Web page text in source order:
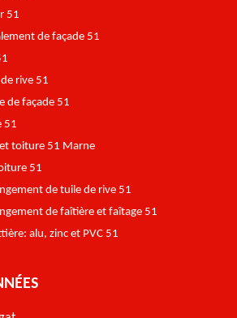
51
de façade 51
rive 51
de façade 51
51
toiture 51 Marne
51
de tuile de rive 51
de faîtière et faîtage 51
alu, zinc et PVC 51